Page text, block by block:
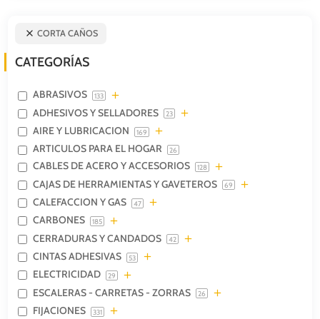
CORTA CAÑOS
CATEGORÍAS
ABRASIVOS 133
ADHESIVOS Y SELLADORES 23
AIRE Y LUBRICACION 169
ARTICULOS PARA EL HOGAR 26
CABLES DE ACERO Y ACCESORIOS 128
CAJAS DE HERRAMIENTAS Y GAVETEROS 69
CALEFACCION Y GAS 47
CARBONES 185
CERRADURAS Y CANDADOS 42
CINTAS ADHESIVAS 53
ELECTRICIDAD 29
ESCALERAS - CARRETAS - ZORRAS 26
FIJACIONES 331